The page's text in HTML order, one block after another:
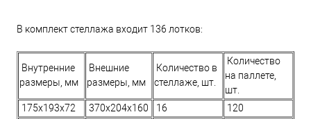
В комплект стеллажа входит 136 лотков:
Внутренние
размеры, мм
Внешние
размеры, мм
Количество в
стеллаже, шт.
Количество
на паллете,
шт.
175х193х72
370х204х160 16
120